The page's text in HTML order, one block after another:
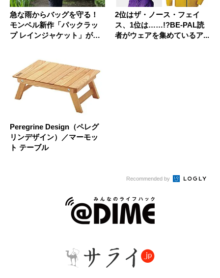
急な雨からバッグを守る！
モンベル新作「パックラッ
プ レインジャケット」が手
2位はザ・ノース・フェイ
ス、1位は……!?BE-PAL読
者がウェアを集めているア...
Peregrine Design（ペレグ
リンデザイン）／マーモッ
ト テーブル
Recommended by